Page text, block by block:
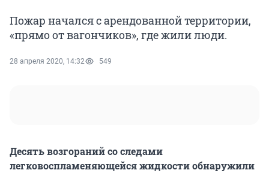
Пожар начался с арендованной территории,
«прямо от вагончиков», где жили люди.
28 апреля 2020, 14:32 549
Десять возгораний со следами
легковоспламеняющейся жидкости обнаружили